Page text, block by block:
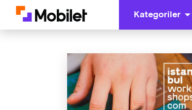
Kategoriler